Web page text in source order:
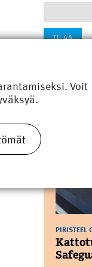
PIRISTEEL
Voit